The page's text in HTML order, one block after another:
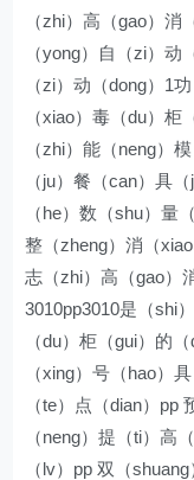
（zhi）高（gao）
（yong）自（zi）动
（zi）动（dong）1
（xiao）毒（du）
（zhi）能（neng）
（ju）餐（can）具
（he）数（shu）量
整（zheng）消（
志（zhi）高（gao）
3010pp3010是（shi
（du）柜（gui）的
（xing）号（hao）
（te）点（dian）pp
（neng）提（ti）高
（lv）pp 双（